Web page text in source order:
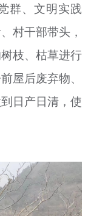
+
群、文明实践
村干部带头，
枝、枯草进行
屋后废弃物、
日产日清，使